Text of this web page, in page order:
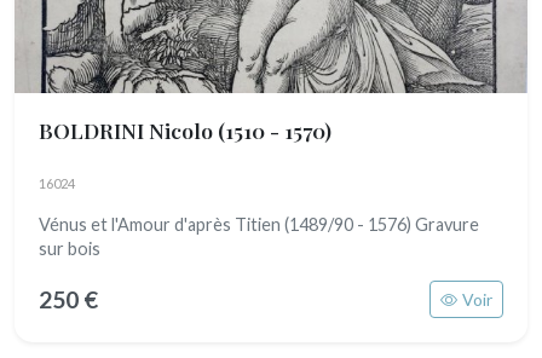
BOLDRINI Nicolo (1510 - 1570)
16024
Vénus et l'Amour d'après Titien (1489/90 - 1576) Gravure
sur bois
250 € Voir